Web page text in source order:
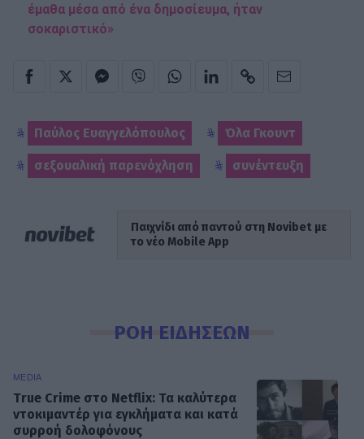
έμαθα μέσα από ένα δημοσίευμα, ήταν
σοκαριστικό»
Παύλος Ευαγγελόπουλος Όλα Γκουντ
σεξουαλική παρενόχληση συνέντευξη
Παιχνίδι από παντού στη Novibet με
το νέο Mobile App
ΡΟΗ ΕΙΔΗΣΕΩΝ
MEDIA
True Crime στο Netflix: Τα καλύτερα
ντοκιμαντέρ για εγκλήματα και κατά
συρροή δολοφόνους